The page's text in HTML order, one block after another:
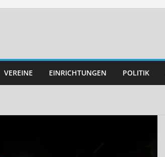
VEREINE EINRICHTUNGEN POLITIK